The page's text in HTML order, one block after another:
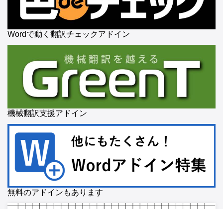
Wordで動く翻訳チェックアドイン
機械翻訳支援アドイン
無料のアドインもあります